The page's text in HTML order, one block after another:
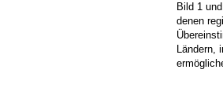
Bild 1
denen
Ländern,